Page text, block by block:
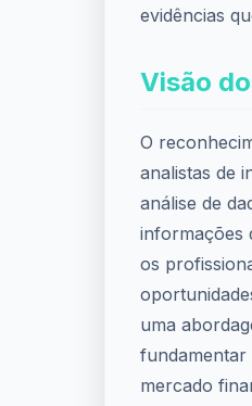
evidências
Visão
O
analistas de
análise de
informações
os
uma
fundamentar
mercado